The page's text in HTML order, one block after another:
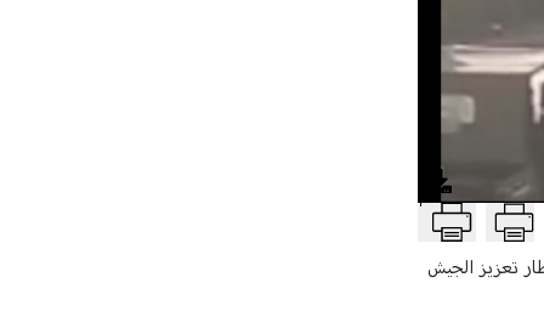
T
ام 113 إلى مدينة بنت جبيل، وذلك في اطار تعزيز الجيش